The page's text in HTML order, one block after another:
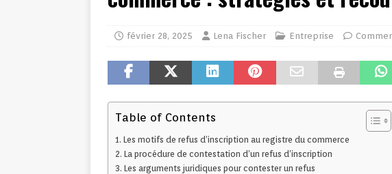
février 28, 2025 Lena Fischer Entreprise
Table of Contents
Les motifs de refus d’inscription au registre du commerce
La procédure de contestation d’un refus d’inscription
Les arguments juridiques pour contester un refus